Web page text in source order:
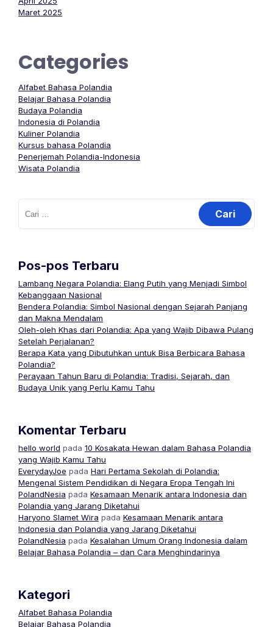
Maret 2025
Categories
Alfabet Bahasa Polandia
Belajar Bahasa Polandia
Budaya Polandia
Indonesia di Polandia
Kuliner Polandia
Kursus bahasa Polandia
Penerjemah Polandia-Indonesia
Wisata Polandia
Cari
untuk:
Pos-pos Terbaru
Lambang Negara Polandia: Elang Putih yang Menjadi Simbol
Kebanggaan Nasional
Bendera Polandia: Simbol Nasional dengan Sejarah Panjang
dan Makna Mendalam
Oleh-oleh Khas dari Polandia: Apa yang Wajib Dibawa Pulang
Setelah Perjalanan?
Berapa Kata yang Dibutuhkan untuk Bisa Berbicara Bahasa
Polandia?
Perayaan Tahun Baru di Polandia: Tradisi, Sejarah, dan
Budaya Unik yang Perlu Kamu Tahu
Komentar Terbaru
hello world pada 10 Kosakata Hewan dalam Bahasa Polandia
yang Wajib Kamu Tahu
EverydayJoe pada Hari Pertama Sekolah di Polandia:
Mengenal Sistem Pendidikan di Negara Eropa Tengah Ini
PolandNesia pada Kesamaan Menarik antara Indonesia dan
Polandia yang Jarang Diketahui
Haryono Slamet Wira pada Kesamaan Menarik antara
Indonesia dan Polandia yang Jarang Diketahui
PolandNesia pada Kesalahan Umum Orang Indonesia dalam
Belajar Bahasa Polandia – dan Cara Menghindarinya
Kategori
Alfabet Bahasa Polandia
Belajar Bahasa Polandia